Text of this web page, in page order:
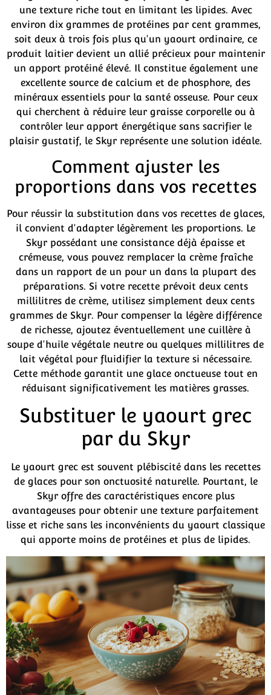
une texture riche tout en limitant les lipides. Avec
environ dix grammes de protéines par cent grammes,
soit deux à trois fois plus qu'un yaourt ordinaire, ce
produit laitier devient un allié précieux pour maintenir
un apport protéiné élevé. Il constitue également une
excellente source de calcium et de phosphore, des
minéraux essentiels pour la santé osseuse. Pour ceux
qui cherchent à réduire leur graisse corporelle ou à
contrôler leur apport énergétique sans sacrifier le
plaisir gustatif, le Skyr représente une solution idéale.
Comment ajuster les
proportions dans vos recettes
Pour réussir la substitution dans vos recettes de glaces,
il convient d'adapter légèrement les proportions. Le
Skyr possédant une consistance déjà épaisse et
crémeuse, vous pouvez remplacer la crème fraîche
dans un rapport de un pour un dans la plupart des
préparations. Si votre recette prévoit deux cents
millilitres de crème, utilisez simplement deux cents
grammes de Skyr. Pour compenser la légère différence
de richesse, ajoutez éventuellement une cuillère à
soupe d'huile végétale neutre ou quelques millilitres de
lait végétal pour fluidifier la texture si nécessaire.
Cette méthode garantit une glace onctueuse tout en
réduisant significativement les matières grasses.
Substituer le yaourt grec
par du Skyr
Le yaourt grec est souvent plébiscité dans les recettes
de glaces pour son onctuosité naturelle. Pourtant, le
Skyr offre des caractéristiques encore plus
avantageuses pour obtenir une texture parfaitement
lisse et riche sans les inconvénients du yaourt classique
qui apporte moins de protéines et plus de lipides.